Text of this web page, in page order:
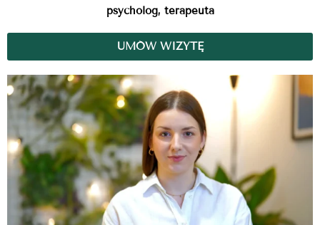
psycholog, terapeuta
UMÓW WIZYTĘ